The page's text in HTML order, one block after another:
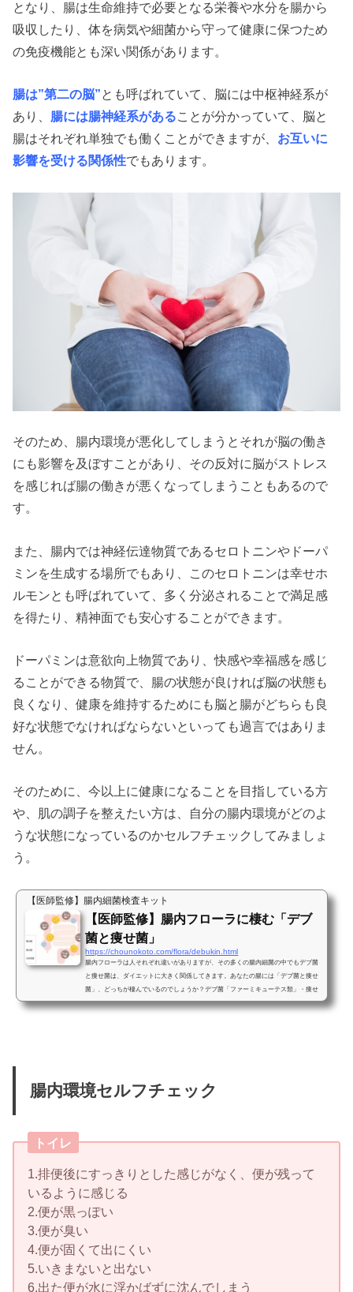
となり、腸は生命維持で必要となる栄養や水分を腸から
吸収したり、体を病気や細菌から守って健康に保つため
の免疫機能とも深い関係があります。
腸は”第二の脳”とも呼ばれていて、脳には中枢神経系が
あり、 腸には腸神経系があることが分かっていて、脳と
腸はそれぞれ単独でも働くことができますが、 お互いに
影響を受ける関係性でもあります。
そのため、腸内環境が悪化してしまうとそれが脳の働き
にも影響を及ぼすことがあり、その反対に脳がストレス
を感じれば腸の働きが悪くなってしまうこともあるので
す。
また、腸内では神経伝達物質であるセロトニンやドーパ
ミンを生成する場所でもあり、このセロトニンは幸せホ
ルモンとも呼ばれていて、多く分泌されることで満足感
を得たり、精神面でも安心することができます。
ドーパミンは意欲向上物質であり、快感や幸福感を感じ
ることができる物質で、腸の状態が良ければ脳の状態も
良くなり、健康を維持するためにも脳と腸がどちらも良
好な状態でなければならないといっても過言ではありま
せん。
そのために、今以上に健康になることを目指している方
や、肌の調子を整えたい方は、自分の腸内環境がどのよ
うな状態になっているのかセルフチェックしてみましょ
う。
【医師監修】腸内細菌検査キット
【医師監修】腸内フローラに棲む「デブ
菌と痩せ菌」
https://chounokoto.com/flora/debukin.html
腸内フローラは人それぞれ違いがありますが、その多くの腸内細菌の中でもデブ菌
と痩せ菌は、ダイエットに大きく関係してきます。あなたの腸には「デブ菌と痩せ
菌」、どっちが棲んでいるのでしょうか？デブ菌「ファーミキューテス類」・痩せ
菌「バクテロイデーテス類」腸内には様々な菌がいますが、その中でも「ファーミ
腸内環境セルフチェック
トイレ
1.排便後にすっきりとした感じがなく、便が残って
いるように感じる
2.便が黒っぽい
3.便が臭い
4.便が固くて出にくい
5.いきまないと出ない
6.出た便が水に浮かばずに沈んでしまう